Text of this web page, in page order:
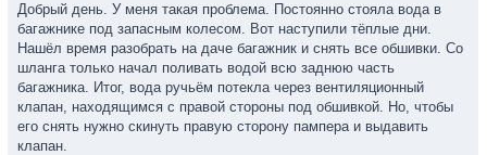
Добрый день. У меня такая проблема. Постоянно стояла вода в
багажнике под запасным колесом. Вот наступили тёплые дни.
Нашёл время разобрать на даче багажник и снять все обшивки. Со
шланга только начал поливать водой всю заднюю часть
багажника. Итог, вода ручьём потекла через вентиляционный
клапан, находящимся с правой стороны под обшивкой. Но, чтобы
его снять нужно скинуть правую сторону пампера и выдавить
клапан.